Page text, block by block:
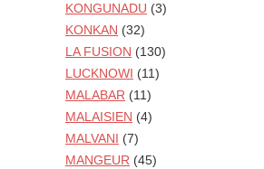
KONGUNADU (3)
KONKAN (32)
LA FUSION (130)
LUCKNOWI (11)
MALABAR (11)
MALAISIEN (4)
MALVANI (7)
MANGEUR (45)